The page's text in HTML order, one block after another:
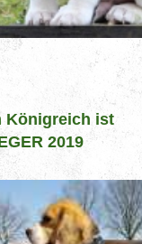
Königreich ist
2019